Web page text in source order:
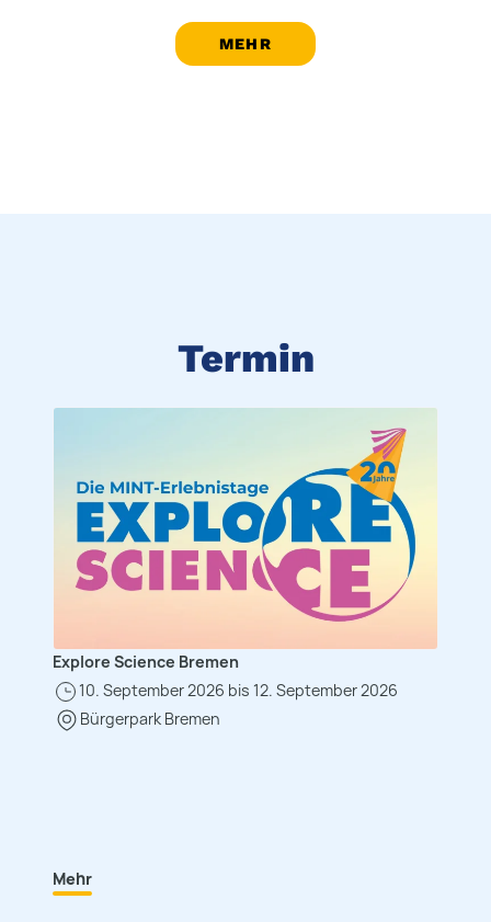
MEHR
Termin
Explore Science Bremen
10. September 2026 bis 12. September 2026
Bürgerpark Bremen
Mehr